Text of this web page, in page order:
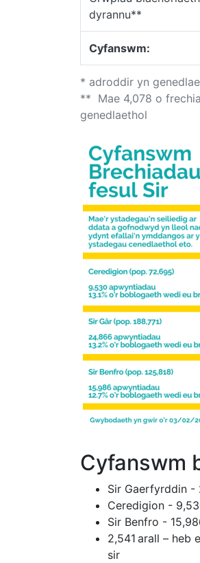
* adroddir yn
** Mae 4,078 o
genedlaethol
dyrannu**
Cyfanswm:
Cyfanswm
Sir Gaerfyrddin -
Ceredigion -
Sir Benfro -
2,541 arall – heb
sir